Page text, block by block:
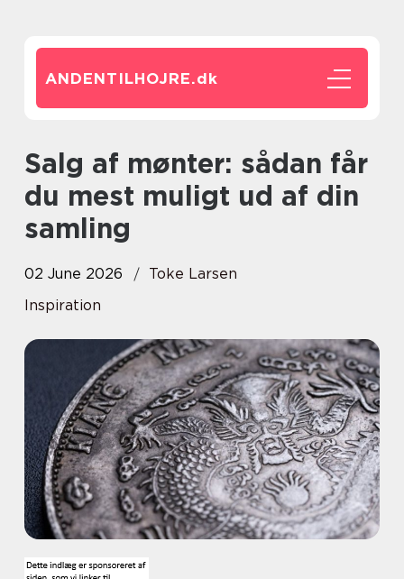
ANDENTILHOJRE.dk
Salg af mønter: sådan får
du mest muligt ud af din
samling
02 June 2026
Toke Larsen
Inspiration